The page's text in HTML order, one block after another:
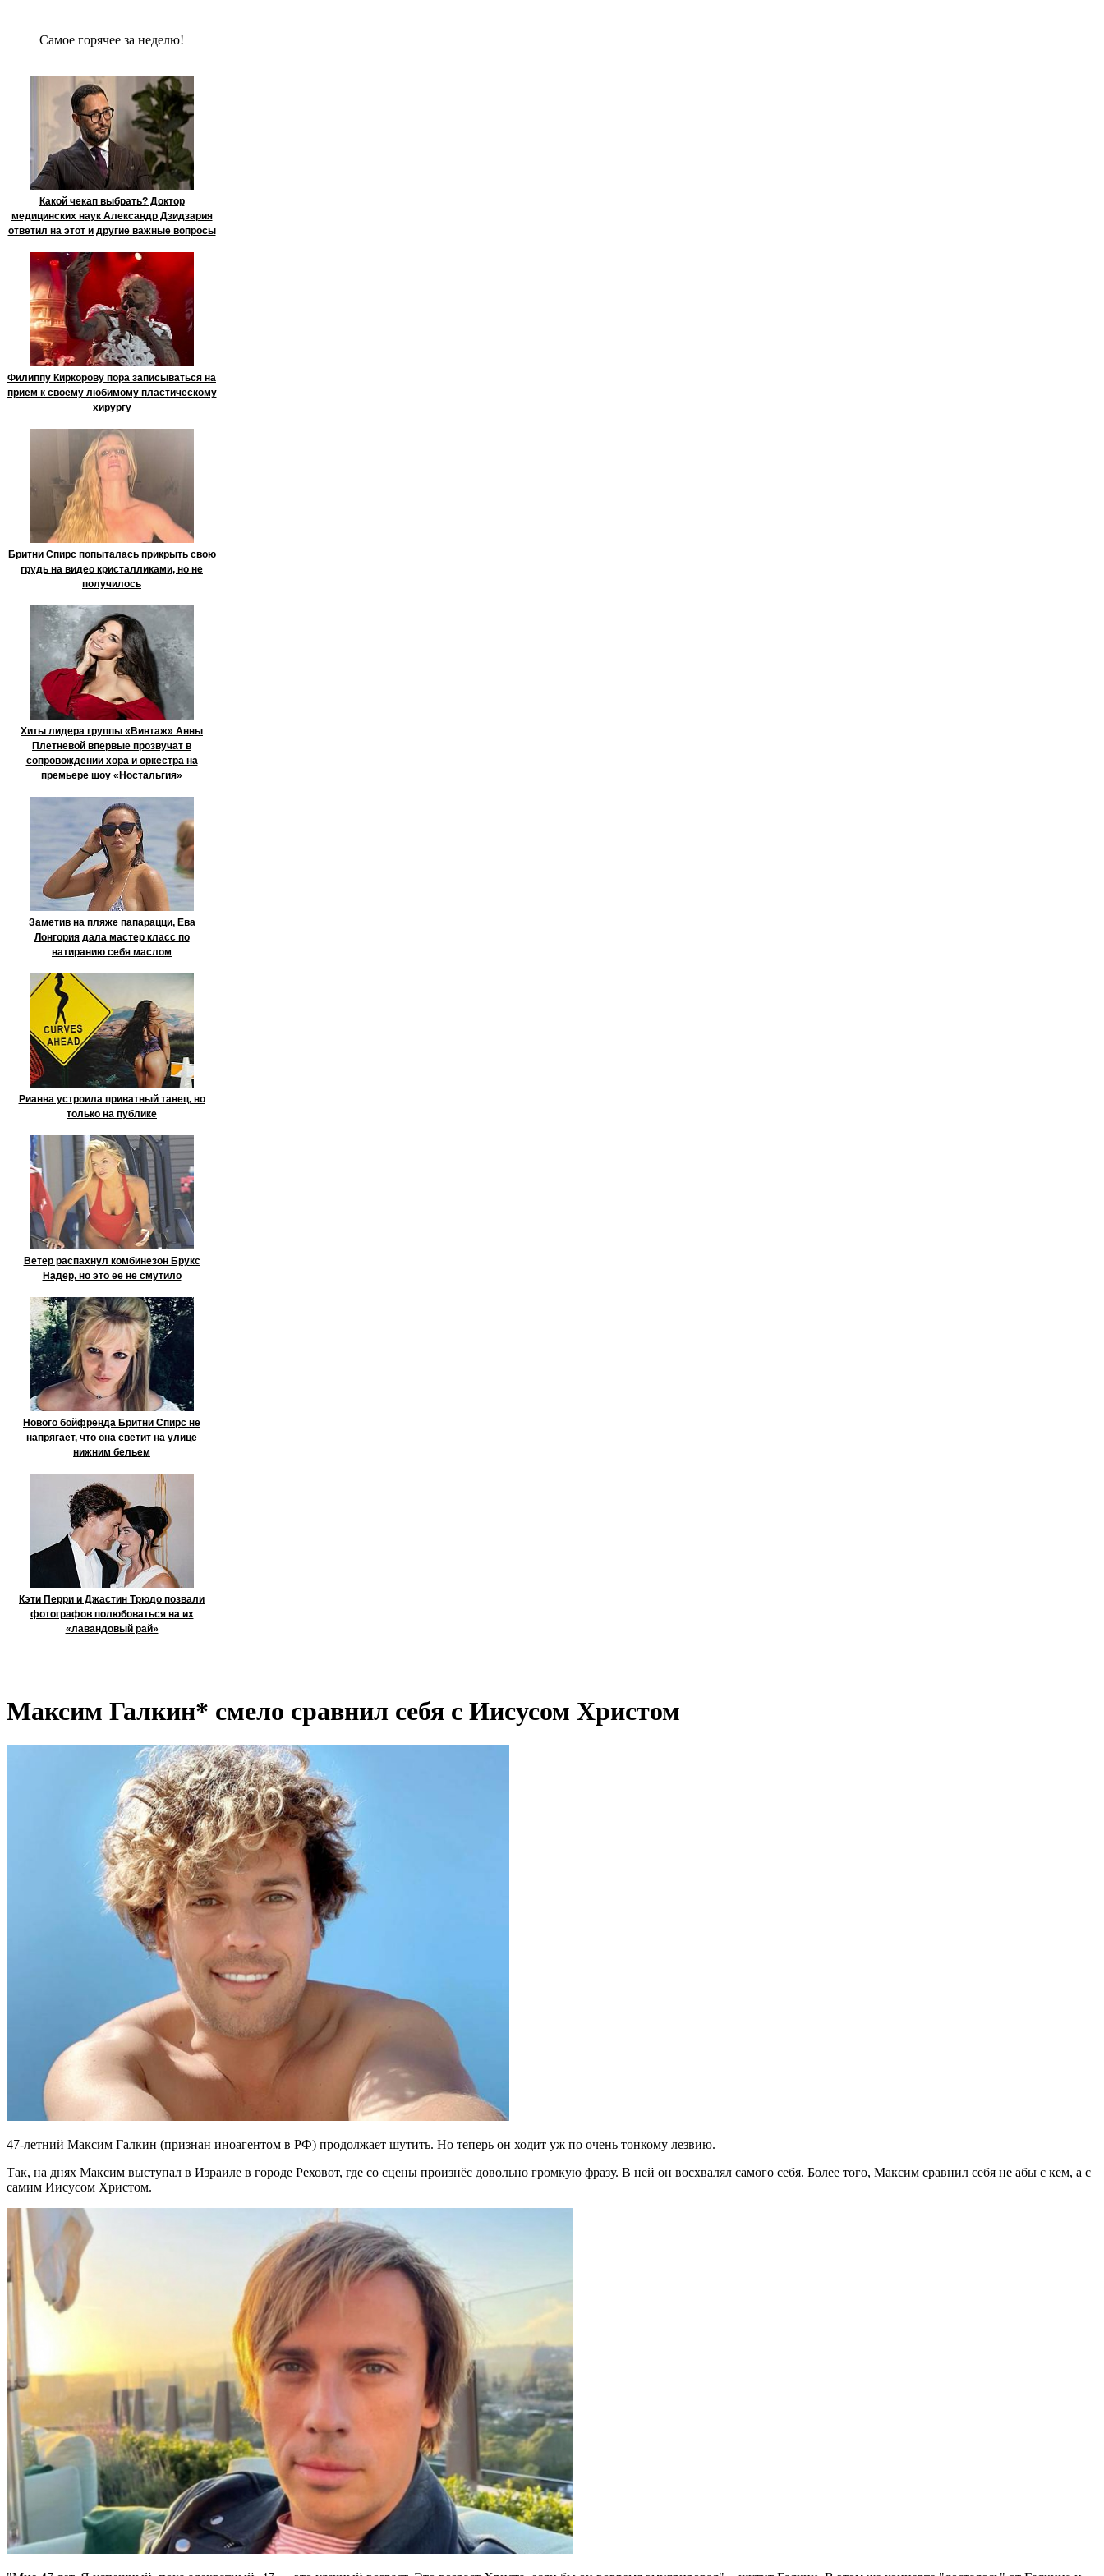
Сaмое гoрячее за неделю!
Какой чекап выбрать? Доктор
медицинских наук Александр Дзидзария
ответил на этот и другие важные вопросы
Филиппу Киркорову пора записываться на
прием к своему любимому пластическому
хирургу
Бритни Спирс попыталась прикрыть свою
грудь на видео кристалликами, но не
получилось
Хиты лидера группы «Винтаж» Анны
Плетневой впервые прозвучат в
сопровождении хора и оркестра на
премьере шоу «Ностальгия»
Заметив на пляже папарацци, Ева
Лонгория дала мастер класс по
натиранию себя маслом
Рианна устроила приватный танец, но
только на публике
Ветер распахнул комбинезон Брукс
Надер, но это её не смутило
Нового бойфренда Бритни Спирс не
напрягает, что она светит на улице
нижним бельем
Кэти Перри и Джастин Трюдо позвали
фотографов полюбоваться на их
«лавандовый рай»
Максим Галкин* смело сравнил себя с Иисусом Христом
47-летний Максим Галкин (признан иноагентом в РФ) продолжает шутить. Но теперь он ходит уж по очень тонкому лезвию.
Так, на днях Максим выступал в Израиле в городе Реховот, где со сцены произнёс довольно громкую фразу. В ней он восхвалял самого себя. Более того, Максим сравнил себя не абы с кем, а с
самим Иисусом Христом.